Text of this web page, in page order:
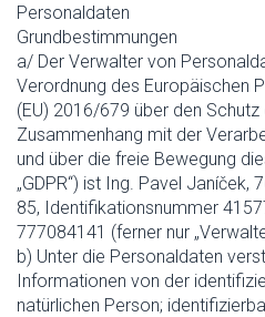
Personaldaten
Grundbestimmungen
a/ Der Verwalter von
Verordnung des Europäischen
(EU) 2016/679 über den
Zusammenhang mit der
und über die freie Bewegung
„GDPR“) ist Ing. Pavel
85, Identifikationsnummer
777084141 (ferner nur
b) Unter die Personaldaten
Informationen von der
natürlichen Person;